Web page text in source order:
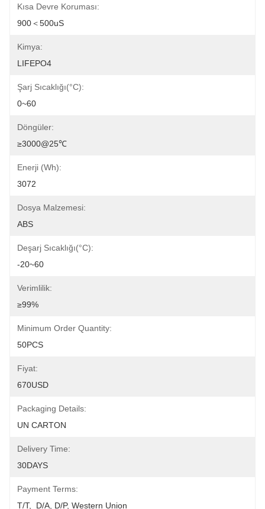
Kısa Devre Koruması:
900＜500uS
Kimya:
LIFEPO4
Şarj Sıcaklığı(°C):
0~60
Döngüler:
≥3000@25℃
Enerji (Wh):
3072
Dosya Malzemesi:
ABS
Deşarj Sıcaklığı(°C):
-20~60
Verimlilik:
≥99%
Minimum Order Quantity:
50PCS
Fiyat:
670USD
Packaging Details:
UN CARTON
Delivery Time:
30DAYS
Payment Terms:
T/T,  D/A, D/P, Western Union